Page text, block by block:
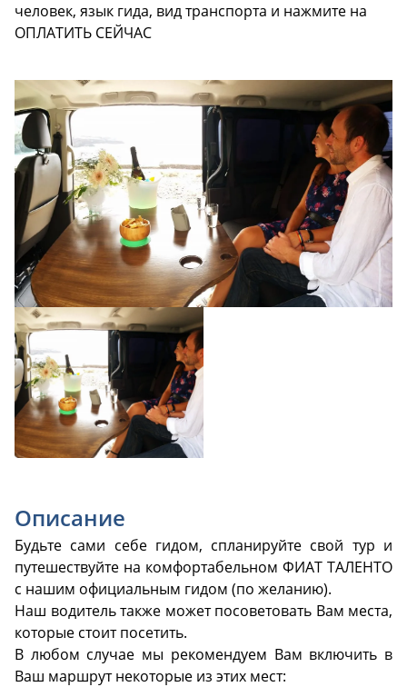
человек, язык гида, вид транспорта и нажмите на
ОПЛАТИТЬ СЕЙЧАС
Описание
Будьте сами себе гидом, спланируйте свой тур и
путешествуйте на комфортабельном ФИАТ ТАЛЕНТО
с нашим официальным гидом (по желанию).
Наш водитель также может посоветовать Вам места,
которые стоит посетить.
В любом случае мы рекомендуем Вам включить в
Ваш маршрут некоторые из этих мест: